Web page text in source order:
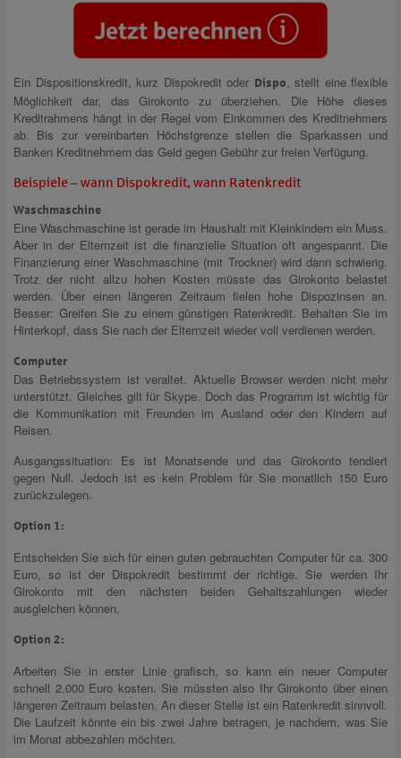
Ein Dispositionskredit, kurz Dispokredit oder Dispo, stellt eine flexible
Möglichkeit dar, das Girokonto zu überziehen. Die Höhe dieses
Kreditrahmens hängt in der Regel vom Einkommen des Kreditnehmers
ab. Bis zur vereinbarten Höchstgrenze stellen die Sparkassen und
Banken Kreditnehmern das Geld gegen Gebühr zur freien Verfügung.
Beispiele – wann Dispokredit, wann Ratenkredit
Waschmaschine
Eine Waschmaschine ist gerade im Haushalt mit Kleinkindern ein Muss.
Aber in der Elternzeit ist die finanzielle Situation oft angespannt. Die
Finanzierung einer Waschmaschine (mit Trockner) wird dann schwierig.
Trotz der nicht allzu hohen Kosten müsste das Girokonto belastet
werden. Über einen längeren Zeitraum fielen hohe Dispozinsen an.
Besser: Greifen Sie zu einem günstigen Ratenkredit. Behalten Sie im
Hinterkopf, dass Sie nach der Elternzeit wieder voll verdienen werden.
Computer
Das Betriebssystem ist veraltet. Aktuelle Browser werden nicht mehr
unterstützt. Gleiches gilt für Skype. Doch das Programm ist wichtig für
die Kommunikation mit Freunden im Ausland oder den Kindern auf
Reisen.
Ausgangssituation: Es ist Monatsende und das Girokonto tendiert
gegen Null. Jedoch ist es kein Problem für Sie monatlich 150 Euro
zurückzulegen.
Option 1:
Entscheiden Sie sich für einen guten gebrauchten Computer für ca. 300
Euro, so ist der Dispokredit bestimmt der richtige. Sie werden Ihr
Girokonto mit den nächsten beiden Gehaltszahlungen wieder
ausgleichen können.
Option 2:
Arbeiten Sie in erster Linie grafisch, so kann ein neuer Computer
schnell 2.000 Euro kosten. Sie müssten also Ihr Girokonto über einen
längeren Zeitraum belasten. An dieser Stelle ist ein Ratenkredit sinnvoll.
Die Laufzeit könnte ein bis zwei Jahre betragen, je nachdem, was Sie
im Monat abbezahlen möchten.